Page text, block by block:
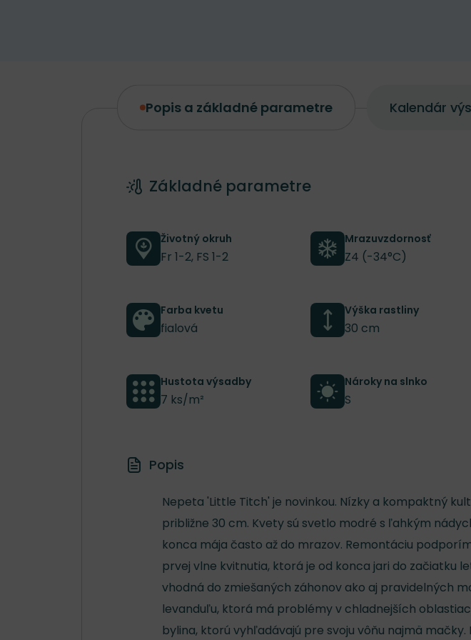
Popis a základné parametre Kalendár
Popis a základné parametre
Základné parametre
Životný okruh
Fr 1-2, FS 1-2
Mrazuvzdornosť
Z4 (-34°C)
Farba kvetu
fialová
Výška rastliny
30 cm
Hustota výsadby
7 ks/m²
Nároky na slnko
S
Popis
Nepeta 'Little Titch' je novinkou. Nízky a kompaktný
približne 30 cm. Kvety sú svetlo modré s ľahkým
konca mája často až do mrazov. Remontáciu
prvej vlne kvitnutia, ktorá je od konca jari do začiatku
vhodná do zmiešaných záhonov ako aj pravidelných
levanduľu, ktorá má problémy v chladnejších
bylina, ktorú vyhľadávajú pre svoju vôňu najmä mačky.